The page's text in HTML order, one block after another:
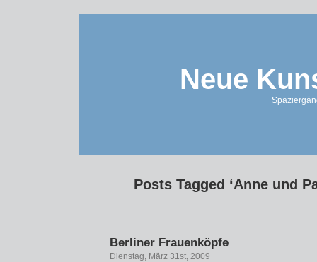
Neue
Posts Tagged ‘Anne und
Berliner Frauenköpfe
Dienstag, März 31st, 2009